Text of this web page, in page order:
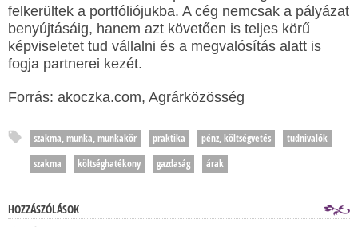
felkerültek a portfóliójukba. A cég nemcsak a pályázat
benyújtásáig, hanem azt követően is teljes körű
képviseletet tud vállalni és a megvalósítás alatt is
fogja partnerei kezét.
Forrás: akoczka.com, Agrárközösség
szakma, munka, munkakör praktika pénz, költségvetés
tudnivalók
szakma
költséghatékony gazdaság árak
HOZZÁSZÓLÁSOK